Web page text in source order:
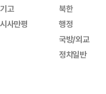
기고
시사만평
북한
행정
국방/외교
정치일반